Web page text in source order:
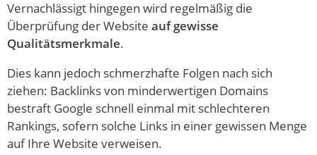
Vernachlässigt hingegen wird regelmäßig die
Überprüfung der Website auf gewisse
Qualitätsmerkmale.
Dies kann jedoch schmerzhafte Folgen nach sich
ziehen: Backlinks von minderwertigen Domains
bestraft Google schnell einmal mit schlechteren
Rankings, sofern solche Links in einer gewissen Menge
auf Ihre Website verweisen.